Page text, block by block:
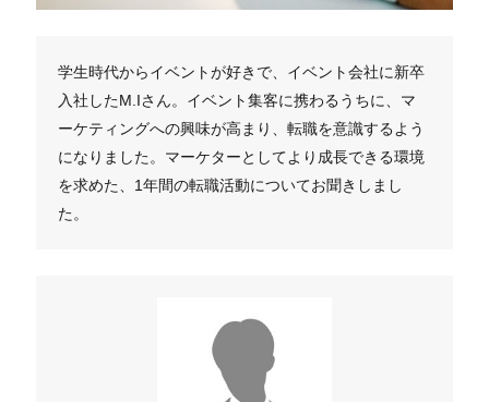
学生時代からイベントが好きで、イベント会社に新卒
入社したM.Iさん。イベント集客に携わるうちに、マ
ーケティングへの興味が高まり、転職を意識するよう
になりました。マーケターとしてより成長できる環境
を求めた、1年間の転職活動についてお聞きしまし
た。